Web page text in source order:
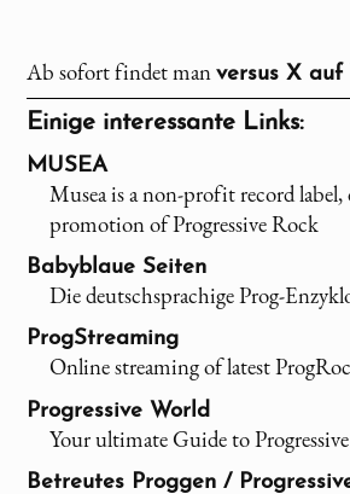
Ab sofort findet manversus X auf
Einige interessante Links:
MUSEA
Musea is a non-profit record label,
promotion of Progressive Rock
Babyblaue Seiten
Die deutschsprachige Prog-
ProgStreaming
Online streaming of latest
Progressive World
Your ultimate Guide to
Betreutes Proggen /